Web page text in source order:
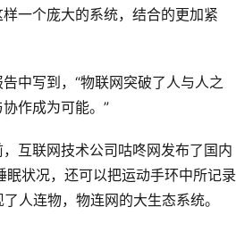
一个庞大的系统，结合的更加紧
中写到，“物联网突破了人与人之
作成为可能。”
互联网技术公司咕咚网发布了国内
状况，还可以把运动手环中所记录
人连物，物连网的大生态系统。